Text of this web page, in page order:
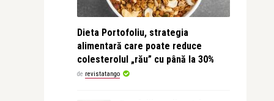
Dieta Portofoliu, strategia
alimentară care poate reduce
colesterolul „rău” cu până la 30%
de revistatango